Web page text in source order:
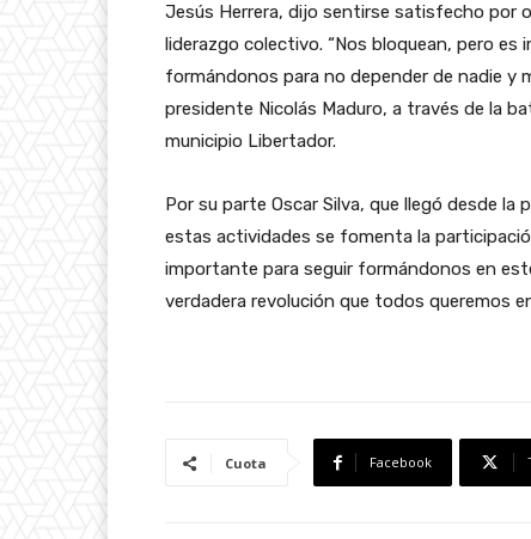
Jesús Herrera, dijo sentirse satisfecho por
liderazgo colectivo. “Nos bloquean, pero
formándonos para no depender de nadie y
presidente Nicolás Maduro, a través de la
municipio Libertador.
Por su parte Oscar Silva, que llegó desde
estas actividades se fomenta la
importante para seguir formándonos en
verdadera revolución que todos queremos
Cuota Facebook